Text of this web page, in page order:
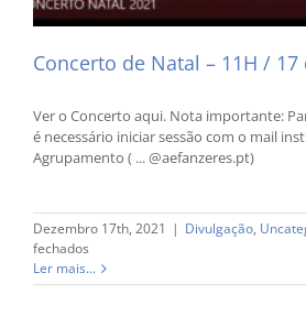
Concerto de Natal – 11H /
Ver o Concerto aqui. Nota importante:
é necessário iniciar sessão com o mail
Agrupamento ( ... @aefanzeres.pt)
Dezembro 17th, 2021 | Divulgação,
fechados
Concerto
de
Ler mais...